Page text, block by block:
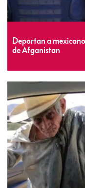
Deportan a
de Afganistan